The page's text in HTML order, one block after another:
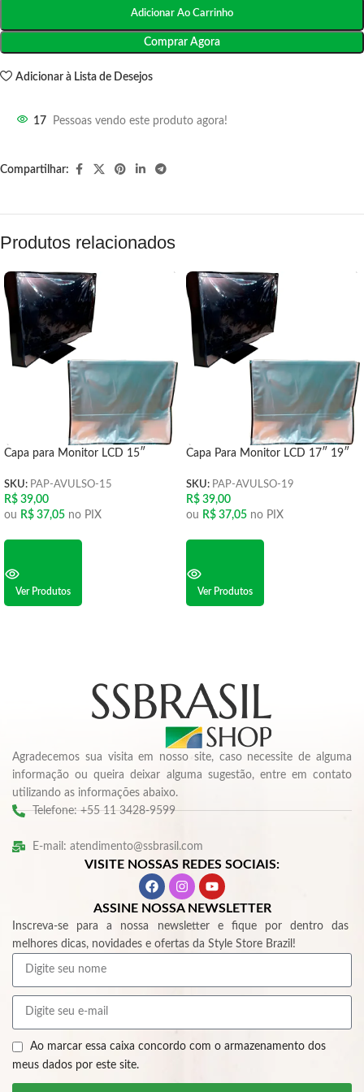
Adicionar Ao Carrinho
Comprar Agora
Adicionar à Lista de Desejos
17 Pessoas vendo este produto agora!
Compartilhar:
Produtos relacionados
Capa para Monitor LCD 15″
SKU: PAP-AVULSO-15
R$ 39,00
ou R$ 37,05 no PIX
Ver Produtos
Capa Para Monitor LCD 17″ 19″
SKU: PAP-AVULSO-19
R$ 39,00
ou R$ 37,05 no PIX
Ver Produtos
Agradecemos sua visita em nosso site, caso necessite de alguma
informação ou queira deixar alguma sugestão, entre em contato
utilizando as informações abaixo.
Telefone: +55 11 3428-9599
E-mail: atendimento@ssbrasil.com
VISITE NOSSAS REDES SOCIAIS:
ASSINE NOSSA NEWSLETTER
Inscreva-se para a nossa newsletter e fique por dentro das
melhores dicas, novidades e ofertas da Style Store Brazil!
Ao marcar essa caixa concordo com o armazenamento dos
meus dados por este site.